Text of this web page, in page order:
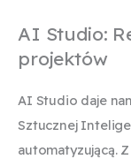
AI Studio:
projektów
AI Studio daje
Sztucznej
automatyzującą.